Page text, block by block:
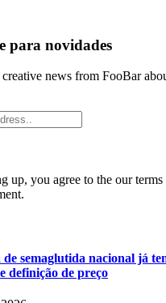
para novidades
creative news from FooBar
up, you agree to the our
de semaglutida nacional já
definição de preço